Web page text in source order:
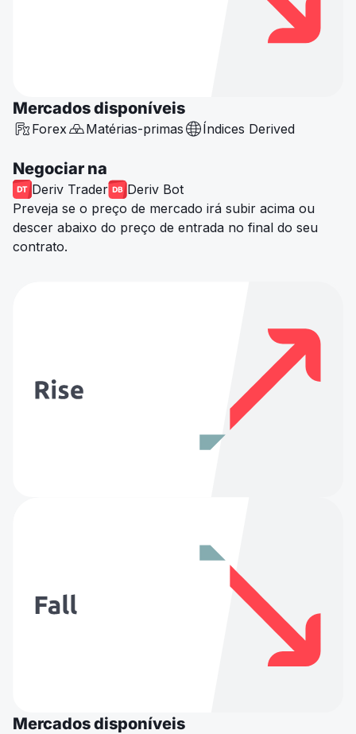
Mercados disponíveis
Forex Matérias-primas Índices Derived
Negociar na
Deriv Trader
Deriv Bot
Preveja se o preço de mercado irá subir acima ou
descer abaixo do preço de entrada no final do seu
contrato.
Mercados disponíveis